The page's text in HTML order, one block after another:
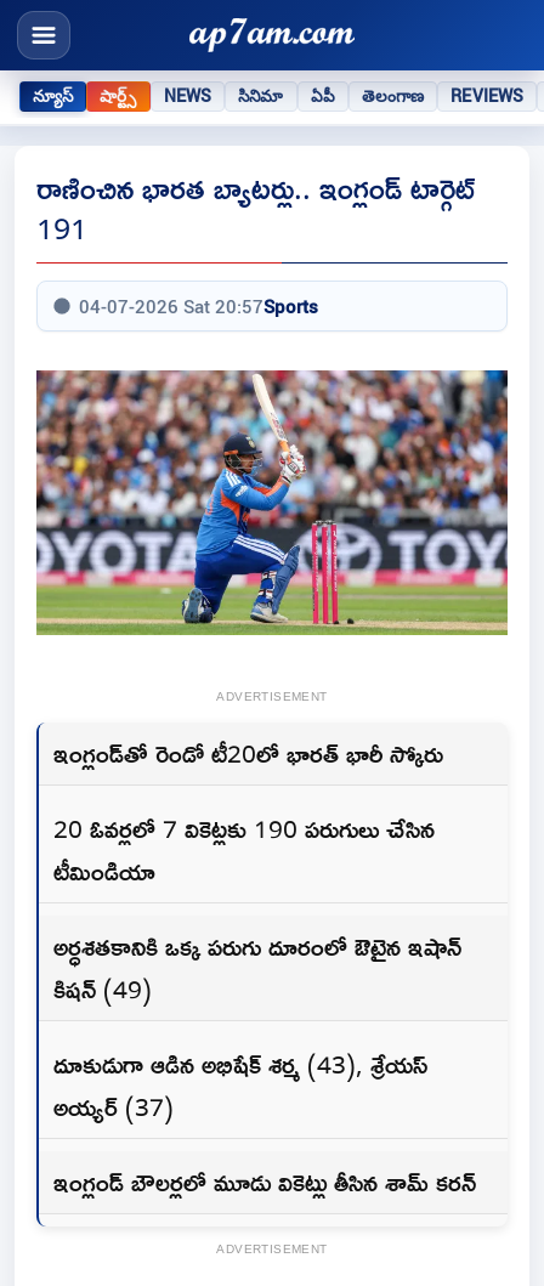
న్యూస్ షార్ట్స్ NEWS సినిమా ఏపీ తెలంగాణ REVIEWS
రాణించిన భారత బ్యాటర్లు.. ఇంగ్లండ్ టార్గెట్
191
04-07-2026 Sat 20:57Sports
ADVERTISEMENT
ఇంగ్లండ్‌తో రెండో టీ20లో భారత్ భారీ స్కోరు
20 ఓవర్లలో 7 వికెట్లకు 190 పరుగులు చేసిన
టీమిండియా
అర్ధశతకానికి ఒక్క పరుగు దూరంలో ఔటైన ఇషాన్
కిషన్ (49)
దూకుడుగా ఆడిన అభిషేక్ శర్మ (43), శ్రేయస్
అయ్యర్ (37)
ఇంగ్లండ్ బౌలర్లలో మూడు వికెట్లు తీసిన శామ్ కరన్
ADVERTISEMENT